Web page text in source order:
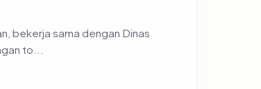
bekerja sama dengan Dinas
to...